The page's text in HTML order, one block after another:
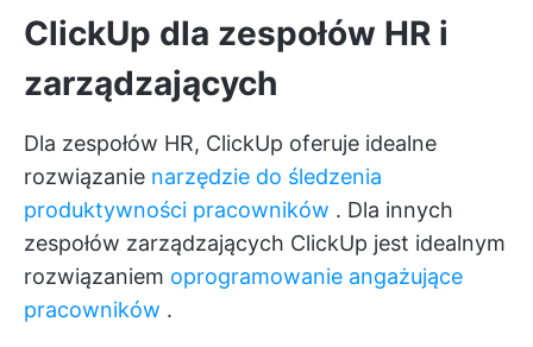
ClickUp dla zespołów HR i
zarządzających
Dla zespołów HR, ClickUp oferuje idealne
rozwiązanie narzędzie do śledzenia
produktywności pracowników . Dla innych
zespołów zarządzających ClickUp jest idealnym
rozwiązaniem oprogramowanie angażujące
pracowników .